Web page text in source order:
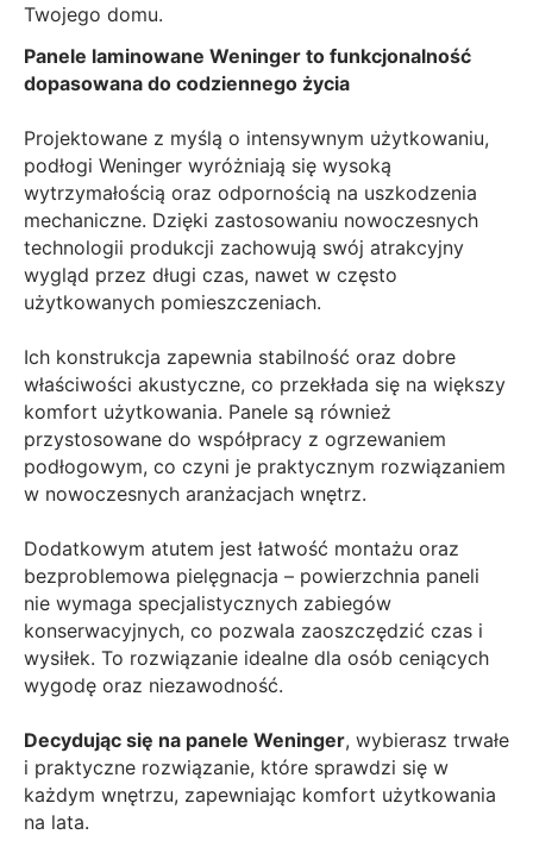
Twojego domu.
Panele laminowane Weninger to funkcjonalność
dopasowana do codziennego życia
Projektowane z myślą o intensywnym użytkowaniu,
podłogi Weninger wyróżniają się wysoką
wytrzymałością oraz odpornością na uszkodzenia
mechaniczne. Dzięki zastosowaniu nowoczesnych
technologii produkcji zachowują swój atrakcyjny
wygląd przez długi czas, nawet w często
użytkowanych pomieszczeniach.
Ich konstrukcja zapewnia stabilność oraz dobre
właściwości akustyczne, co przekłada się na większy
komfort użytkowania. Panele są również
przystosowane do współpracy z ogrzewaniem
podłogowym, co czyni je praktycznym rozwiązaniem
w nowoczesnych aranżacjach wnętrz.
Dodatkowym atutem jest łatwość montażu oraz
bezproblemowa pielęgnacja – powierzchnia paneli
nie wymaga specjalistycznych zabiegów
konserwacyjnych, co pozwala zaoszczędzić czas i
wysiłek. To rozwiązanie idealne dla osób ceniących
wygodę oraz niezawodność.
Decydując się na panele Weninger, wybierasz trwałe
i praktyczne rozwiązanie, które sprawdzi się w
każdym wnętrzu, zapewniając komfort użytkowania
na lata.